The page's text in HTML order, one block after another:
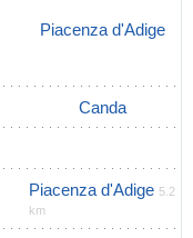
Piacenza d'Adige
Canda
Piacenza d'Adige 5.2
km